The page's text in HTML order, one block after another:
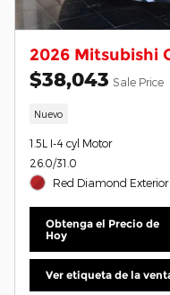
2026 Mitsubishi
$38,043 Sale Price
Nuevo
1.5L I-4 cyl Motor
26.0/31.0
Red Diamond Exterior
Obtenga el Precio de
Hoy
Ver etiqueta de la